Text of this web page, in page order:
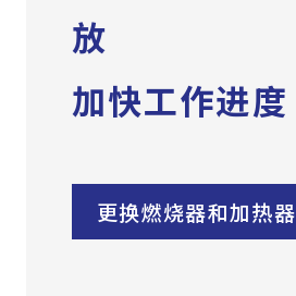
放
加快工作进度
更换燃烧器和加热器